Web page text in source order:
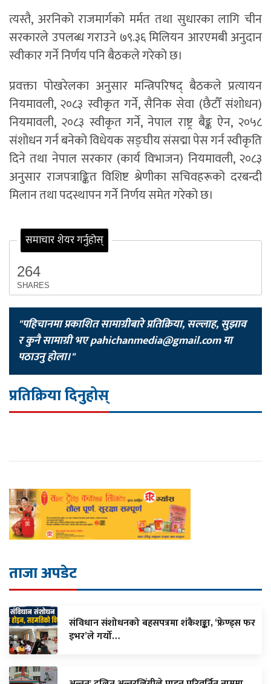
त्यस्तै, अरनिको राजमार्गको मर्मत तथा सुधारका लागि चीन
सरकारले उपलब्ध गराउने ७९.३६ मिलियन आरएमबी अनुदान
स्वीकार गर्ने निर्णय पनि बैठकले गरेको छ।
प्रवक्ता पोखरेलका अनुसार मन्त्रिपरिषद् बैठकले प्रत्यायन
नियमावली, २०८३ स्वीकृत गर्ने, सैनिक सेवा (छैटौँ संशोधन)
नियमावली, २०८३ स्वीकृत गर्ने, नेपाल राष्ट्र बैङ्क ऐन, २०५८
संशोधन गर्न बनेको विधेयक सङ्घीय संसद्मा पेस गर्न स्वीकृति
दिने तथा नेपाल सरकार (कार्य विभाजन) नियमावली, २०८३
अनुसार राजपत्राङ्कित विशिष्ट श्रेणीका सचिवहरूको दरबन्दी
मिलान तथा पदस्थापन गर्ने निर्णय समेत गरेको छ।
समाचार शेयर गर्नुहोस्
264
SHARES
"पहिचानमा प्रकाशित सामाग्रीबारे प्रतिक्रिया, सल्लाह, सुझाव
र कुनै सामाग्री भएpahichanmedia@gmail.comमा
पठाउनु होला।"
प्रतिक्रिया दिनुहोस्
ताजा अपडेट
संविधान संशोधनको बहसपत्रमा शंकैशङ्का, ‘फ्रेण्ड्स फर
इभर’ले गर्यो…